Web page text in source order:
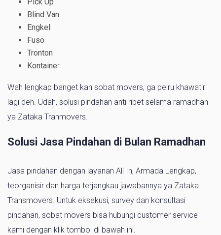
Blind Van
Engkel
Fuso
Tronton
Kontainer
Wah lengkap banget kan sobat movers, ga pelru khawatir
lagi deh. Udah, solusi pindahan anti ribet selama ramadhan
ya Zataka Tranmovers.
Solusi Jasa Pindahan di Bulan Ramadhan
Jasa pindahan dengan layanan All In, Armada Lengkap,
teorganisir dan harga terjangkau jawabannya ya Zataka
Transmovers. Untuk eksekusi, survey dan konsultasi
pindahan, sobat movers bisa hubungi customer service
kami dengan klik tombol di bawah ini.